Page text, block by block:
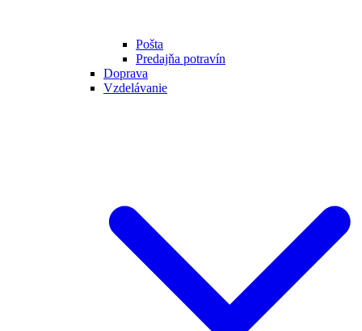
Pošta
Predajňa potravín
Doprava
Vzdelávanie